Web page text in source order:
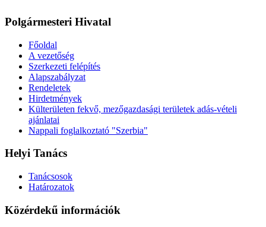
Polgármesteri Hivatal
Főoldal
A vezetőség
Szerkezeti felépítés
Alapszabályzat
Rendeletek
Hirdetmények
Külterületen fekvő, mezőgazdasági területek adás-vételi
ajánlatai
Nappali foglalkoztató "Szerbia"
Helyi Tanács
Tanácsosok
Határozatok
Közérdekű információk